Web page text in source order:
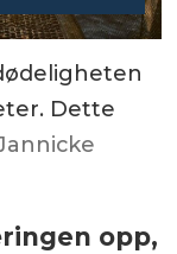
Dette
opp,